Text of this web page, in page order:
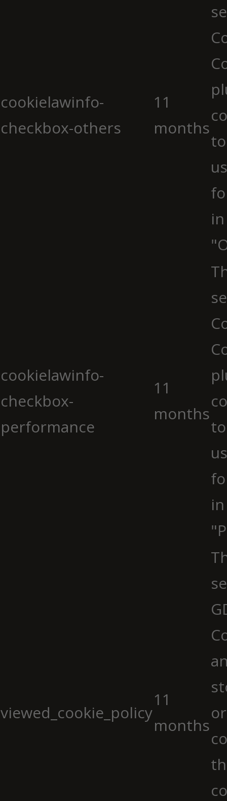
cookielawinfo-
checkbox-others
11
months
cookielawinfo-
checkbox-
performance
11
months
viewed_cookie_policy
11
months